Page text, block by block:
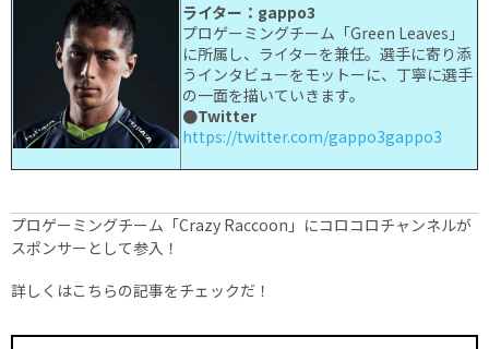
ライター：gappo3
プロゲーミングチーム「Green Leaves」
に所属し、ライターを兼任。選手に寄り添
うインタビューをモットーに、丁寧に選手
の一面を描いていきます。
●Twitter
https://twitter.com/gappo3gappo3
プロゲーミングチーム「Crazy Raccoon」にコロコロチャンネルが
スポンサーとして参入！
詳しくはこちらの記事をチェックだ！